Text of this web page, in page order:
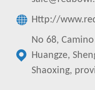
Http://
No 68,
Huangze,
Shaoxing,